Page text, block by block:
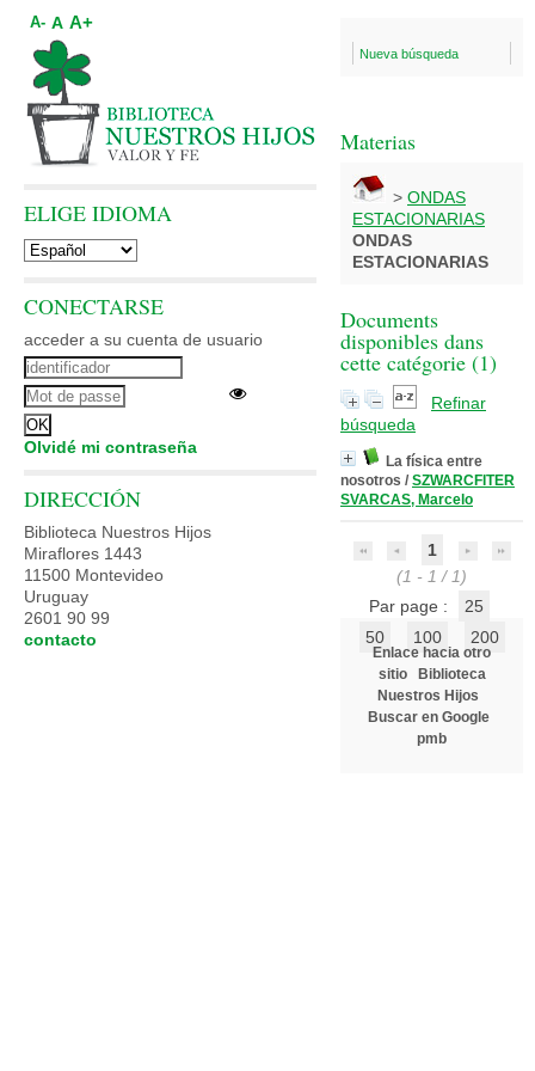
Nueva búsqueda
Materias
> ONDAS
ESTACIONARIAS
ONDAS
ESTACIONARIAS
Documents
disponibles dans
cette catégorie (1)
Refinar
búsqueda
La física entre
nosotros / SZWARCFITER
SVARCAS, Marcelo
1
(1 - 1 / 1)
Par page :
25
50
100 200
Enlace hacia otro
sitio
Biblioteca
Nuestros Hijos
Buscar en Google
pmb
A- A A+
ELIGE IDIOMA
CONECTARSE
acceder a su cuenta de usuario
Olvidé mi contraseña
DIRECCIÓN
Biblioteca Nuestros Hijos
Miraflores 1443
11500 Montevideo
Uruguay
2601 90 99
contacto